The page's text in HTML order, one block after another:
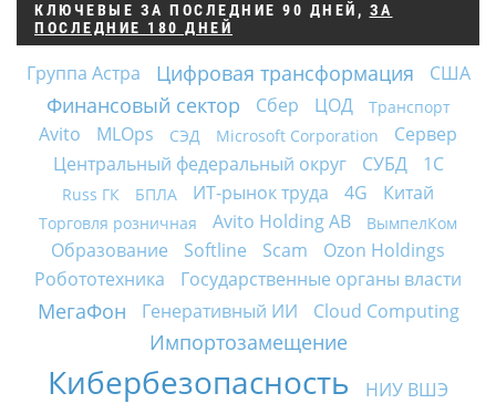
КЛЮЧЕВЫЕ ЗА ПОСЛЕДНИЕ 90 ДНЕЙ , ЗА
ПОСЛЕДНИЕ 180 ДНЕЙ
Группа Астра Цифровая трансформация США
Финансовый сектор Сбер ЦОД Транспорт
Avito MLOps СЭД Microsoft Corporation
Сервер
Центральный федеральный округ
СУБД 1С
Russ ГК БПЛА ИТ-рынок труда 4G Китай
Торговля розничная Avito Holding AB ВымпелКом
Образование Softline Scam
Ozon Holdings
Робототехника
Государственные органы власти
МегаФон Генеративный ИИ Cloud Computing
Импортозамещение
Кибербезопасность НИУ ВШЭ